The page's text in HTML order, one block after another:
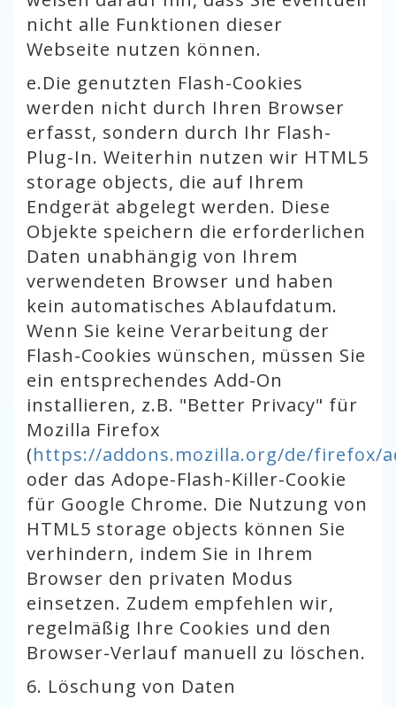
nicht alle Funktionen dieser
Webseite nutzen können.
e.Die genutzten Flash-Cookies
werden nicht durch Ihren Browser
erfasst, sondern durch Ihr Flash-
Plug-In. Weiterhin nutzen wir HTML5
storage objects, die auf Ihrem
Endgerät abgelegt werden. Diese
Objekte speichern die erforderlichen
Daten unabhängig von Ihrem
verwendeten Browser und haben
kein automatisches Ablaufdatum.
Wenn Sie keine Verarbeitung der
Flash-Cookies wünschen, müssen Sie
ein entsprechendes Add-On
installieren, z.B. "Better Privacy" für
Mozilla Firefox
(https://addons.mozilla.org/de/firefox/
oder das Adope-Flash-Killer-Cookie
für Google Chrome. Die Nutzung von
HTML5 storage objects können Sie
verhindern, indem Sie in Ihrem
Browser den privaten Modus
einsetzen. Zudem empfehlen wir,
regelmäßig Ihre Cookies und den
Browser-Verlauf manuell zu löschen.
6. Löschung von Daten